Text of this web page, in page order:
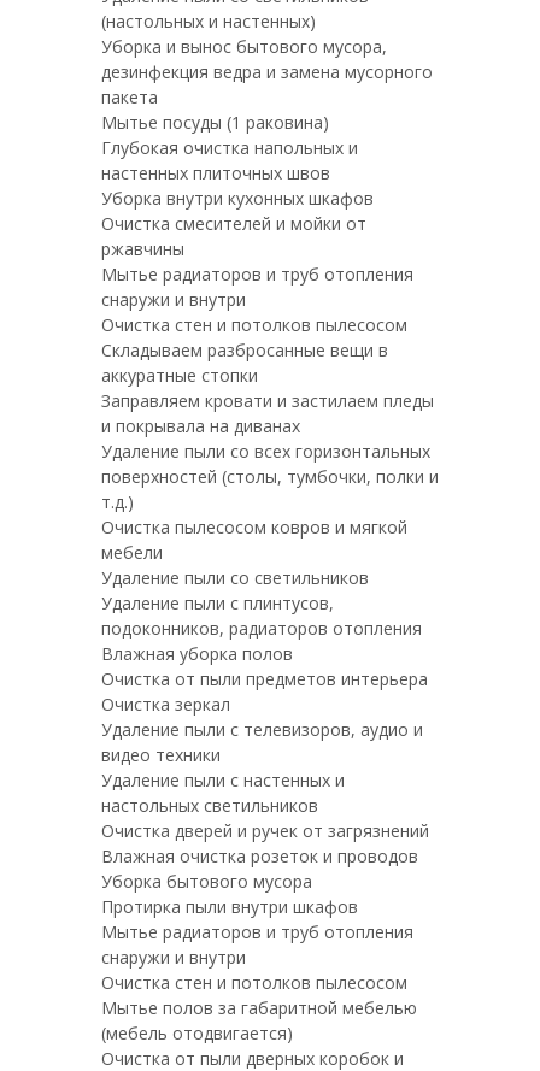
(настольных и настенных)
Уборка и вынос бытового мусора,
дезинфекция ведра и замена мусорного
пакета
Мытье посуды (1 раковина)
Глубокая очистка напольных и
настенных плиточных швов
Уборка внутри кухонных шкафов
Очистка смесителей и мойки от
ржавчины
Мытье радиаторов и труб отопления
снаружи и внутри
Очистка стен и потолков пылесосом
Складываем разбросанные вещи в
аккуратные стопки
Заправляем кровати и застилаем пледы
и покрывала на диванах
Удаление пыли со всех горизонтальных
поверхностей (столы, тумбочки, полки и
т.д.)
Очистка пылесосом ковров и мягкой
мебели
Удаление пыли со светильников
Удаление пыли с плинтусов,
подоконников, радиаторов отопления
Влажная уборка полов
Очистка от пыли предметов интерьера
Очистка зеркал
Удаление пыли с телевизоров, аудио и
видео техники
Удаление пыли с настенных и
настольных светильников
Очистка дверей и ручек от загрязнений
Влажная очистка розеток и проводов
Уборка бытового мусора
Протирка пыли внутри шкафов
Мытье радиаторов и труб отопления
снаружи и внутри
Очистка стен и потолков пылесосом
Мытье полов за габаритной мебелью
(мебель отодвигается)
Очистка от пыли дверных коробок и